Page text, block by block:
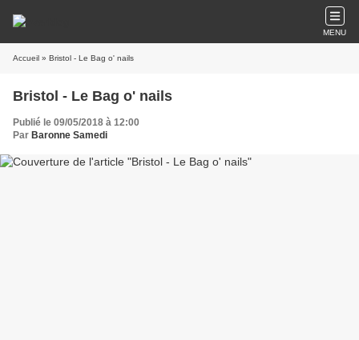
MENU
Accueil » Bristol - Le Bag o' nails
Bristol - Le Bag o' nails
Publié le 09/05/2018 à 12:00
Par Baronne Samedi